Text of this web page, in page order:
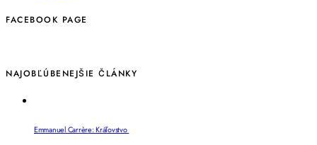
FACEBOOK PAGE
NAJOBĽÚBENEJŠIE ČLÁNKY
Emmanuel Carrère: Kráľovstvo